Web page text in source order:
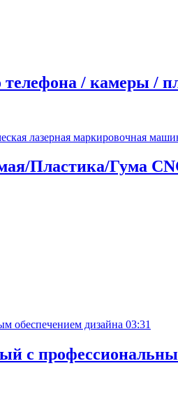
/ камеры /
Пластика/Гума
03:31
с